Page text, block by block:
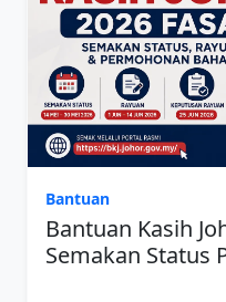
Bantuan
Bantuan Kasih
Semakan Status